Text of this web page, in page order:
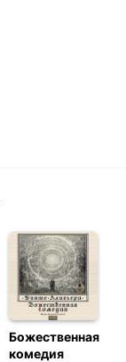
Божественная
комедия